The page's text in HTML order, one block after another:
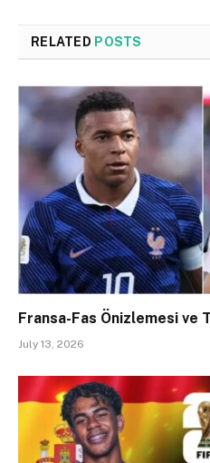
RELATED POSTS
Fransa-Fas Önizlemesi ve
July 13, 2026